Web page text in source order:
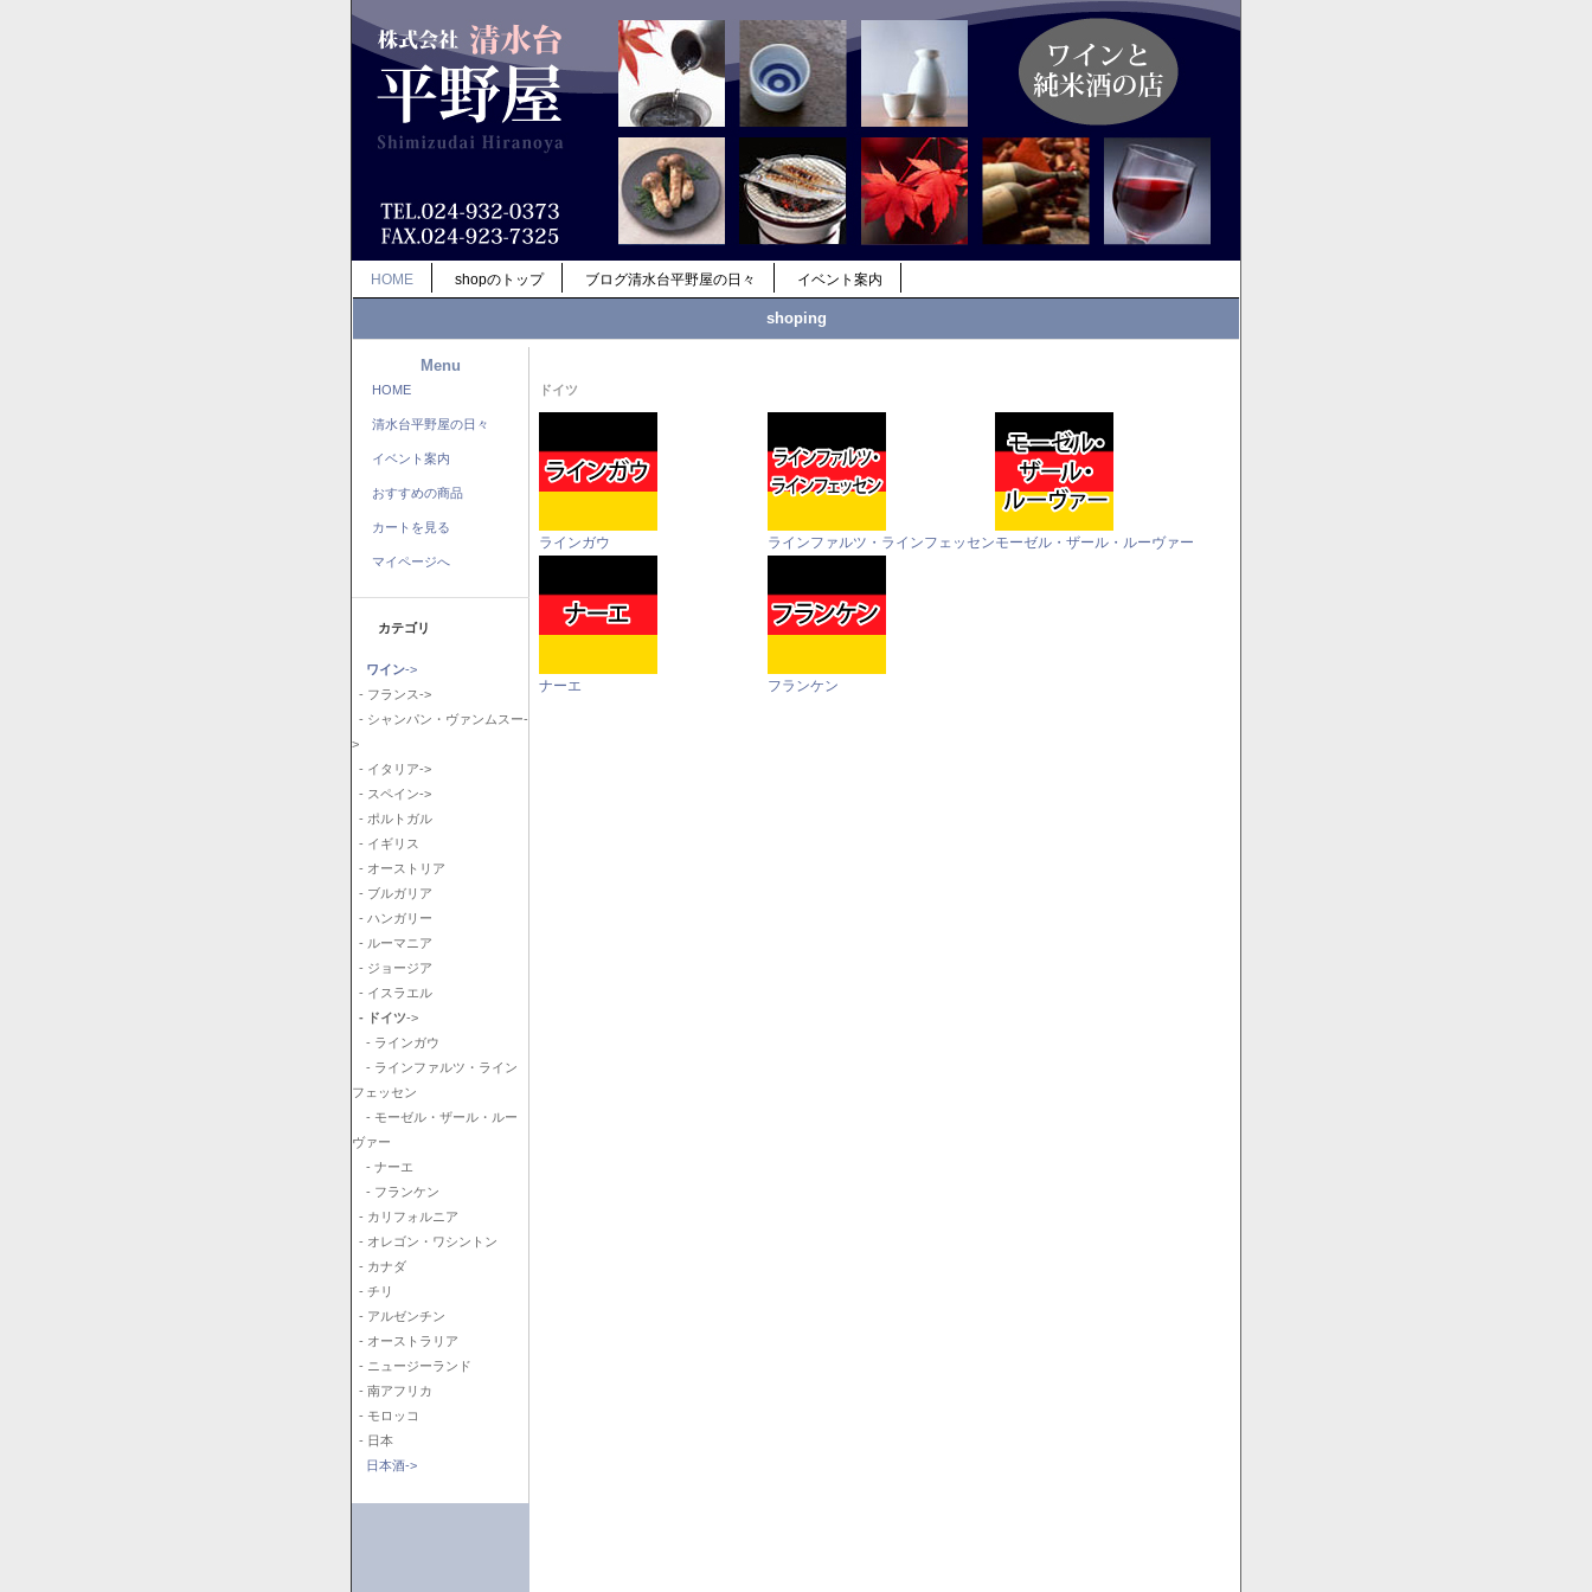
HOME shopのトップ ブログ清水台平野屋の日々 イベント案内
shoping
Menu
HOME
清水台平野屋の日々
イベント案内
おすすめの商品
カートを見る
マイページへ
カテゴリ
ワイン->
- フランス->
- シャンパン・ヴァンムスー-
>
- イタリア->
- スペイン->
- ポルトガル
- イギリス
- オーストリア
- ブルガリア
- ハンガリー
- ルーマニア
- ジョージア
- イスラエル
- ドイツ->
- ラインガウ
- ラインファルツ・ライン
フェッセン
- モーゼル・ザール・ルー
ヴァー
- ナーエ
- フランケン
- カリフォルニア
- オレゴン・ワシントン
- カナダ
- チリ
- アルゼンチン
- オーストラリア
- ニュージーランド
- 南アフリカ
- モロッコ
- 日本
日本酒->
ドイツ
ラインガウ ラインファルツ・ラインフェッセンモーゼル・ザール・ルーヴァー
ナーエ フランケン